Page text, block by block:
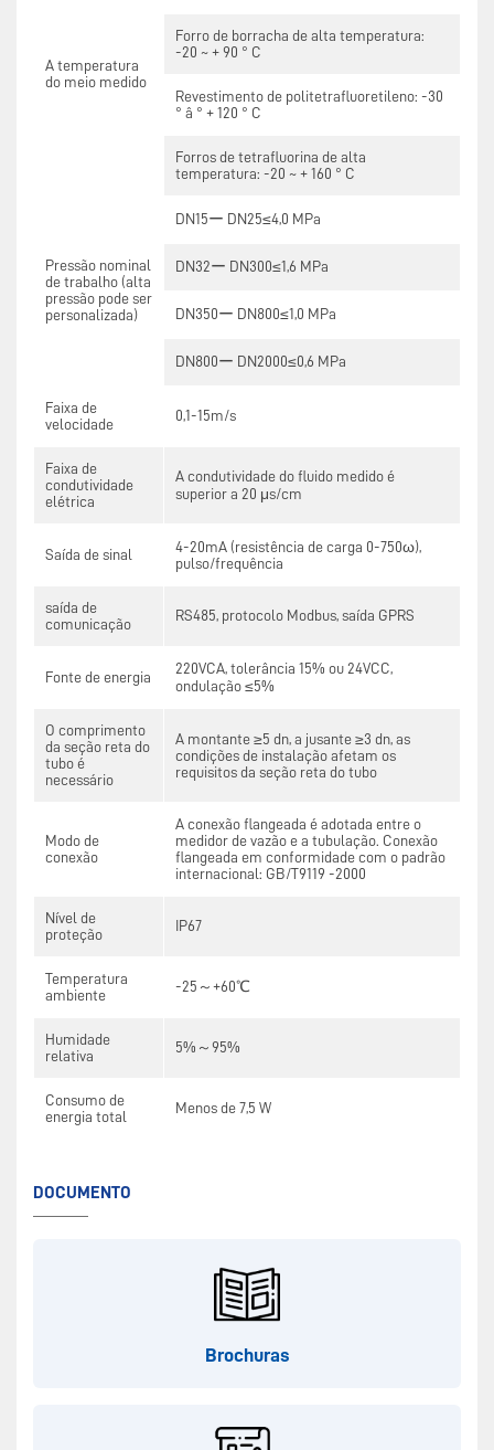
A temperatura
do meio medido
Forro de borracha de alta temperatura:
-20 ~ + 90 ° C
Revestimento de politetrafluoretileno: -30
° â ° + 120 ° C
Forros de tetrafluorina de alta
temperatura: -20 ~ + 160 ° C
Pressão nominal
de trabalho (alta
pressão pode ser
personalizada)
DN15ー DN25≤4,0 MPa
DN32ー DN300≤1,6 MPa
DN350ー DN800≤1,0 MPa
DN800ー DN2000≤0,6 MPa
Faixa de
velocidade
0,1-15m/s
Faixa de
condutividade
elétrica
A condutividade do fluido medido é
superior a 20 μs/cm
Saída de sinal
4-20mA (resistência de carga 0-750ω),
pulso/frequência
saída de
comunicação
RS485, protocolo Modbus, saída GPRS
Fonte de energia
220VCA, tolerância 15% ou 24VCC,
ondulação ≤5%
O comprimento
da seção reta do
tubo é
necessário
A montante ≥5 dn, a jusante ≥3 dn, as
condições de instalação afetam os
requisitos da seção reta do tubo
Modo de
conexão
A conexão flangeada é adotada entre o
medidor de vazão e a tubulação. Conexão
flangeada em conformidade com o padrão
internacional: GB/T9119 -2000
Nível de
proteção
IP67
Temperatura
ambiente
-25～+60℃
Humidade
relativa
5%～95%
Consumo de
energia total
Menos de 7,5 W
DOCUMENTO
Brochuras